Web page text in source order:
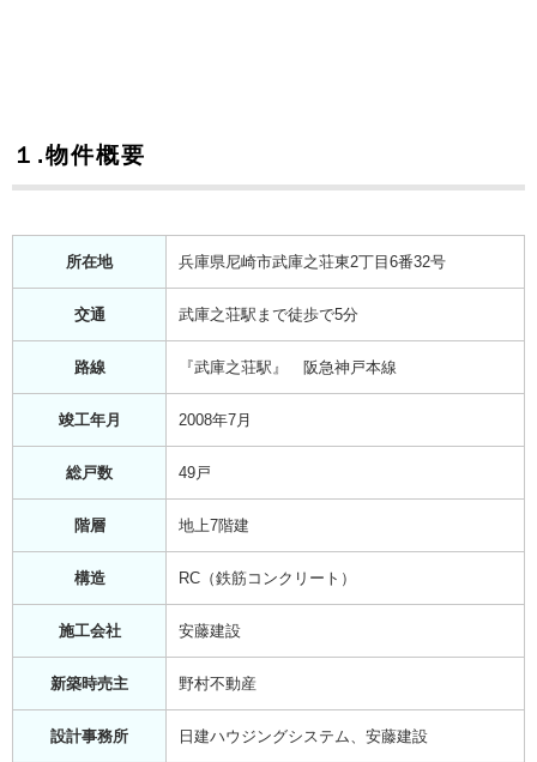
１.物件概要
所在地 兵庫県尼崎市武庫之荘東2丁目6番32号
交通 武庫之荘駅まで徒歩で5分
路線 『武庫之荘駅』 阪急神戸本線
竣工年月 2008年7月
総戸数 49戸
階層 地上7階建
構造 RC（鉄筋コンクリート）
施工会社 安藤建設
新築時売主 野村不動産
設計事務所 日建ハウジングシステム、安藤建設